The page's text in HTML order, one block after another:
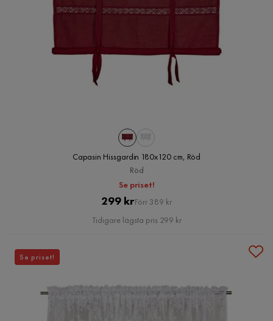
Capasin Hissgardin 180x120 cm, Röd
Röd
Se priset!
Pris
299 krOriginal
Pris
Förr 389 kr
Tidigare lägsta pris 299 kr
Se priset!